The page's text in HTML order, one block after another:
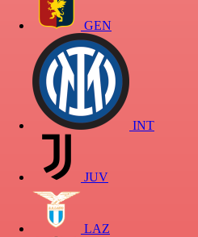
GEN
INT
JUV
LAZ